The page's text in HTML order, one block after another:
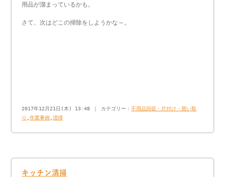
用品が溜まっているかも。
さて、次はどこの掃除をしようかな～。
2017年12月21日(木) 13:48 ｜ カテゴリー：不用品回収・片付け・買い取
り ,作業事例 ,清掃
キッチン清掃